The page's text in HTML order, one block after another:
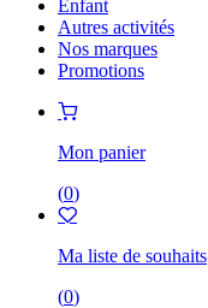
Enfant
Autres activités
Nos marques
Promotions
Mon panier
(0)
Ma liste de souhaits
(0)